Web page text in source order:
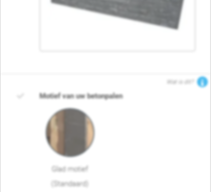
Wat is dit?
Motief van uw betonpalen
Glad motief
(Standaard)